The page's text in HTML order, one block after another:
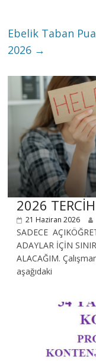
Ebelik Taban
2026 →
2026
21 Haziran 2026
SADECE
ADAYLAR İÇİN
ALACAĞIM.
aşağıdaki